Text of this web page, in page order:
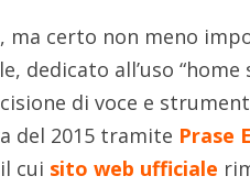
ma certo non meno
dedicato all’uso
di voce e
del 2015 tramite Prase
cui sito web ufficiale